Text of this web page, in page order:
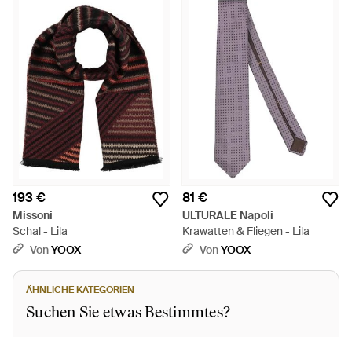
193 €
Missoni
Schal - Lila
VonYOOX
ÄHNLICHE KATEGORIEN
Suchen Sie etwas Bestimmtes?
81 €
ULTURALE Napoli
Krawatten & Fliegen - Lila
VonYOOX